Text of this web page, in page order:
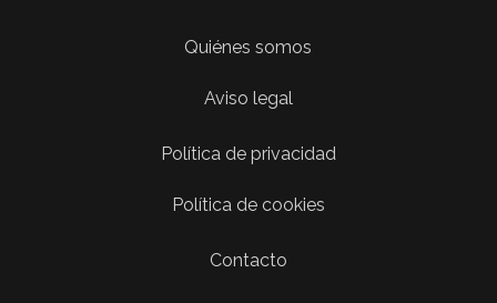
Quiénes somos
Aviso legal
Política de privacidad
Política de cookies
Contacto